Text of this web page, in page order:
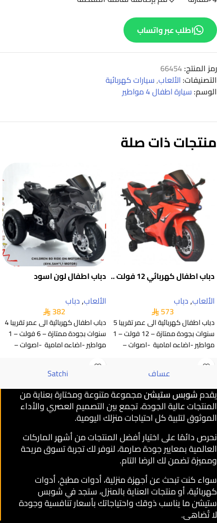
اطلب عبر واتساب
رمز المنتج:66454
التصنيفات: الألعاب,سيارات كهربائية
الوسم: سيارة اطفال 4 مواطير
منتجات ذات صلة
دباب اطفال كهربائي 12 فولت ..
الألعاب,دباب
573
دباب اطفال كهربائية الى عمر تقريبا 5
سنوات بجودة ممتازة – 12 فولت – 1
مواطير -اضاءه امامية -اصوات –
دباب اطفال لون اسود
الألعاب,دباب
382
دباب اطفال كهربائية الى عمر تقريبا 4
سنوات بجودة ممتازة – 6 فولت – 1
مواطير -اضاءه امامية -اصوات –
عساف Satchi
يقدمشوبس ستيشنمجموعة متنوعة ومختارة بعناية من
المنتجات عالية الجودة، تجمع بين التصميم العصري والأداء
الموثوق لتلبية كل احتياجات منزلك اليومية.
نحرص دائمًا على اختيار أفضل المنتجات من أشهر الماركات
العالمية بمعايير جودة صارمة، لنوفر لك تجربة تسوق مريحة
ومميزة تضمن لك الرضا التام.
سواء كنت تبحث عن أجهزة منزلية، أدوات مطبخ، أدوات
كهربائية، أو منتجات العناية بالمنزل، ستجد في شوبس
ستيشن ما يناسب ذوقك واحتياجاتك بأسعار تنافسية وجودة
لا تُضاهى.